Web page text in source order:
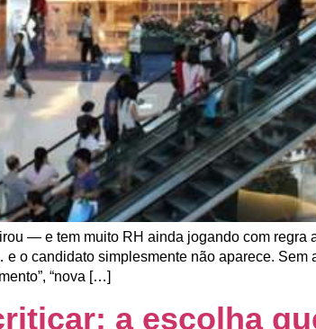
— e tem muito RH ainda jogando com
o candidato simplesmente não aparece.
“nova […]
a escolha